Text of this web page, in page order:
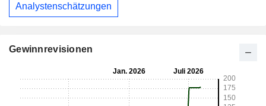
Analystenschätzungen
Gewinnrevisionen